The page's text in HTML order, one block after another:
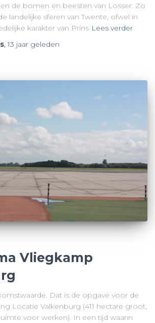
de bomen en beesten van Losser. Zo
landelijke sferen van Twente, ofwel in
karakter van Prins Lees verder
,13 jaar geleden
Vliegkamp
Dat is de opgave voor de
Locatie Valkenburg (411 hectare groot,
voor werken). In een tijd waarin